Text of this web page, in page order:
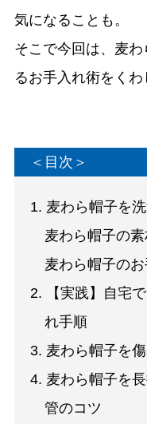
気になることも。
そこで今回は、麦
るお手入れ術をくわ
＜目次＞
1. 麦わら帽子を
麦わら帽子の素
麦わら帽子のお
2. 【実践】自宅
れ手順
3. 麦わら帽子を
4. 麦わら帽子を
管のコツ